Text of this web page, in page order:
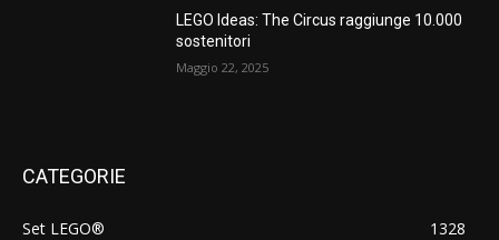
LEGO Ideas: The Circus raggiunge 10.000
sostenitori
Maggio 22, 2025
CATEGORIE
Set LEGO®
1328